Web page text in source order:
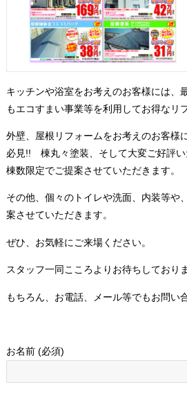
キッチンや浴室をお考えのお客様には、
もエコすまい事業等を利用してお得なリ
外壁、屋根リフォームをお考えのお客様
必見!! 棟丸々塗装、そして大変ご好評い
棟数限定でご提案させていただきます。
その他、個々のトイレや洗面、内装等や
案させていただきます。
ぜひ、お気軽にご来場ください。
スタッフ一同こころよりお待ちしており
もちろん、お電話、メール等でもお問い
お名前 (必須)